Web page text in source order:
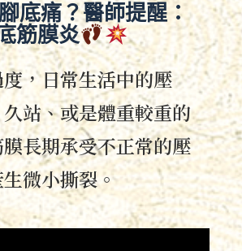
底痛？醫師提醒：
筋膜炎
，日常生活中的壓
站、或是體重較重的
長期承受不正常的壓
微小撕裂。